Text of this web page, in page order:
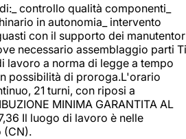
controllo qualità componenti_
in autonomia_ intervento
con il supporto dei
necessario assemblaggio parti Ti
lavoro a norma di legge a tempo
possibilità di proroga.L'orario
21 turni, con riposi a
MINIMA GARANTITA AL
Il luogo di lavoro è nelle
(CN).